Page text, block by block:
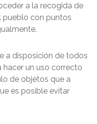
a la recogida de
pueblo con puntos
a disposición de todos
hacer un uso correcto
de objetos que a
es posible evitar